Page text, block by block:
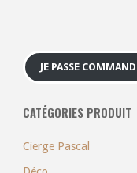
JE PASSE
CATÉGORIES PRODUIT
Cierge Pascal